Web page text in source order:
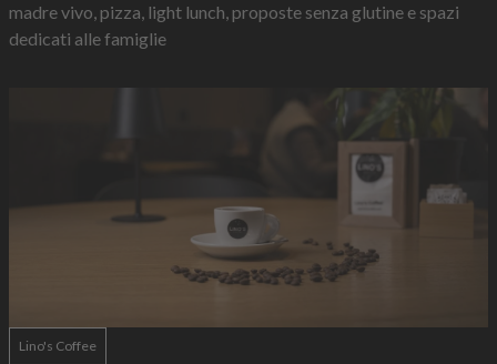
madre vivo, pizza, light lunch, proposte senza glutine e spazi
dedicati alle famiglie
Lino's Coffee